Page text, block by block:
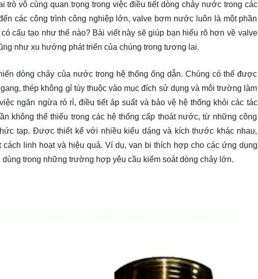
trò vô cùng quan trọng trong việc điều tiết dòng chảy nước trong các
các công trình công nghiệp lớn, valve bơm nước luôn là một phần
cấu tạo như thế nào? Bài viết này sẽ giúp bạn hiểu rõhơn về valve
như xu hướng phát triển của chúng trong tương lai.
dòng chảy của nước trong hệ thống ống dẫn. Chúng có thể được
thép không gỉ tùy thuộc vào mục đích sử dụng và môi trường làm
ngăn ngừa rò rỉ, điều tiết áp suất và bảo vệ hệ thống khỏi các tác
không thể thiếu trong các hệ thống cấp thoát nước, từ những công
tạp. Được thiết kế với nhiều kiểu dáng và kích thước khác nhau,
linh hoạt và hiệu quả. Ví dụ, van bi thích hợp cho các ứng dụng
trong những trường hợp yêu cầu kiểm soát dòng chảy lớn.